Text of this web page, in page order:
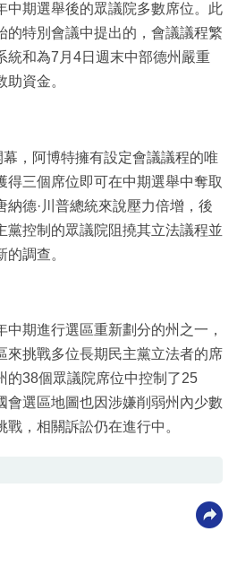
中期選舉後的眾議院多數席位。此
的特別會議中提出的，會議議程繁
統和為7月4日週末中部德州嚴重
資金。
，阿博特擁有設定會議議程的唯
得三個席位即可在中期選舉中奪取
納德·川普總統來說壓力倍增，後
黨控制的眾議院阻撓其立法議程並
調查。
期進行選區重新劃分的州之一，
來挑戰多位長期民主黨立法者的席
的38個眾議院席位中控制了25
會選區地圖也因涉嫌削弱州內少數
，相關訴訟仍在進行中。